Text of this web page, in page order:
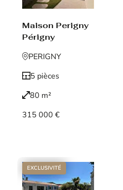
Maison Perigny
Périgny
PERIGNY
5 pièces
80 m²
315 000 €
EXCLUSIVITÉ